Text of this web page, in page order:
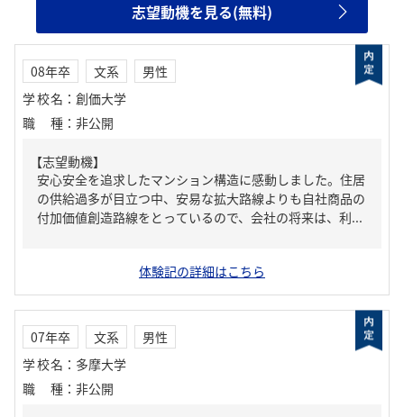
志望動機を見る(無料)
08年卒 文系
男性
学校名 ： 創価大学
職種 ： 非公開
【志望動機】
安心安全を追求したマンション構造に感動しました。住居
の供給過多が目立つ中、安易な拡大路線よりも自社商品の
付加価値創造路線をとっているので、会社の将来は、利...
体験記の詳細はこちら
07年卒 文系
男性
学校名 ： 多摩大学
職種 ： 非公開